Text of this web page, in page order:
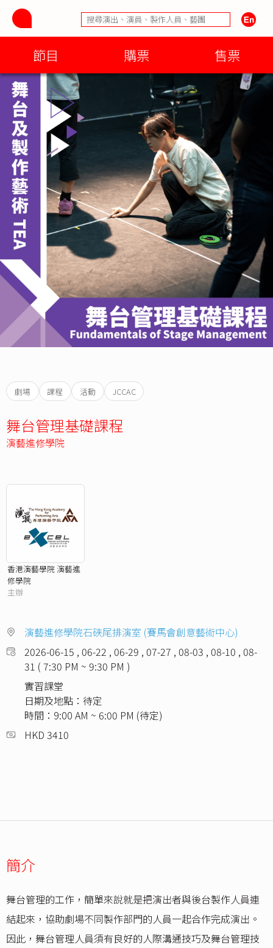
節目 購票 售票
劇場 課程 活動 JCCAC
舞台管理基礎課程
演藝進修學院
香港演藝學院 演藝進
修學院
主辦
演藝進修學院石硤尾排演室 (賽馬會創意藝術中心)
2026-06-15 , 06-22 , 06-29 , 07-27 , 08-03 , 08-10 , 08-
31 ( 7:30 PM ~ 9:30 PM )
實習課堂
日期及地點：待定
時間：9:00 AM ~ 6:00 PM (待定)
HKD 3410
簡介
舞台管理的工作，簡單來說就是把演出者與後台製作人員連
結起來，協助劇場不同製作部門的人員一起合作完成演出。
因此，舞台管理人員須有良好的人際溝通技巧及舞台管理技